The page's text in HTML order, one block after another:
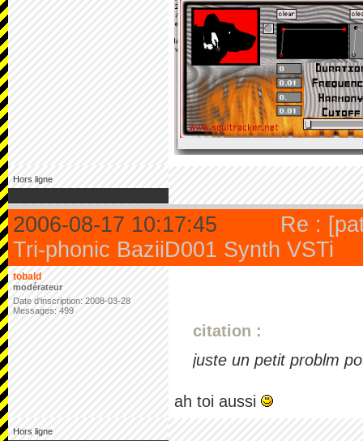
Hors ligne
2006-08-17 10:17:45
Re :
Tri-phonic BaziiD001 Synth VSTi
tobald
modérateur
Date d'inscription: 2008-03-28
Messages: 499
citation :
juste un petit problm
ah toi aussi
Hors ligne